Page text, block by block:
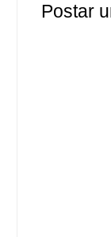
Postar